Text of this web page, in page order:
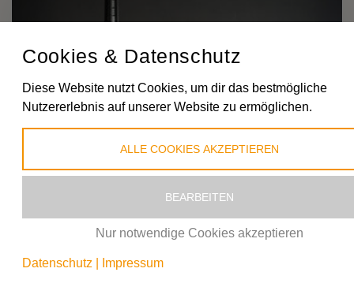
800 Gramm Carbon Lichtstativ?? ULANZI MT-49!
vor etwa einem Jahr
Cookies & Datenschutz
Diese Website nutzt Cookies, um dir das bestmögliche
Nutzererlebnis auf unserer Website zu ermöglichen.
ALLE COOKIES AKZEPTIEREN
BEARBEITEN
Nur notwendige Cookies akzeptieren
Datenschutz Impressum